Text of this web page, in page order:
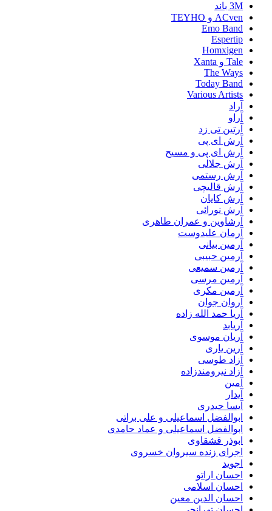
3M باند
ACven و TEYHO
Emo Band
Espertip
Homxigen
Tale و Xanta
The Ways
Today Band
Various Artists
آراد
آراو
آرتین تی زد
آرش ای پی
آرش ای پی و مسیح
آرش جلالی
آرش رستمی
آرش قالیچی
آرش کایان
آرش نورائی
آرشاوین و عمران طاهری
آرمان علیدوست
آرمین بیانی
آرمین حبیبی
آرمین سمیعی
آرمین مرسی
آرمین مکری
آروان جوان
آریا حمد الله زاده
آریابد
آریان موسوی
آرین یاری
آزاد طوسی
آزاد نیرومندزاده
آمین
آیدار
آیسا حیدری
ابوالفضل اسماعیلی و علی براتی
ابوالفضل اسماعیلی و عماد حامدی
ابوذر قشقاوی
اجرای زنده سیروان خسروی
اجوید
احسان اراتو
احسان اسلامی
احسان الدین معین